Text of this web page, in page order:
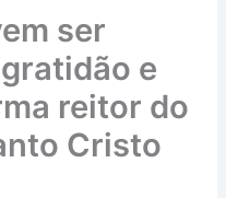
ser
e
reitor do
Cristo